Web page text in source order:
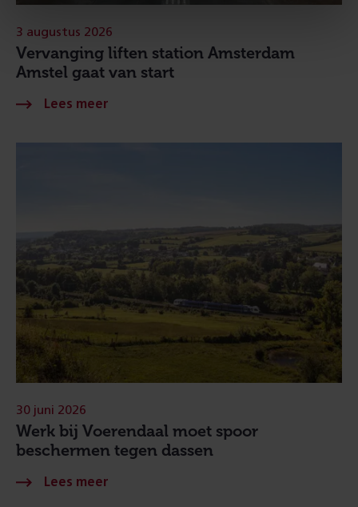
Vervanging liften station Amsterdam
Amstel gaat van start
3 augustus 2026
Werk bij Voerendaal moet spoor
beschermen tegen dassen
30 juni 2026